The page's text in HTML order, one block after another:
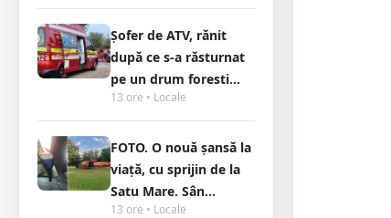
Șofer de ATV, rănit
după ce s-a răsturnat
pe un drum foresti...
13 ore • Locale
FOTO. O nouă șansă la
viață, cu sprijin de la
Satu Mare. Sân...
13 ore • Locale